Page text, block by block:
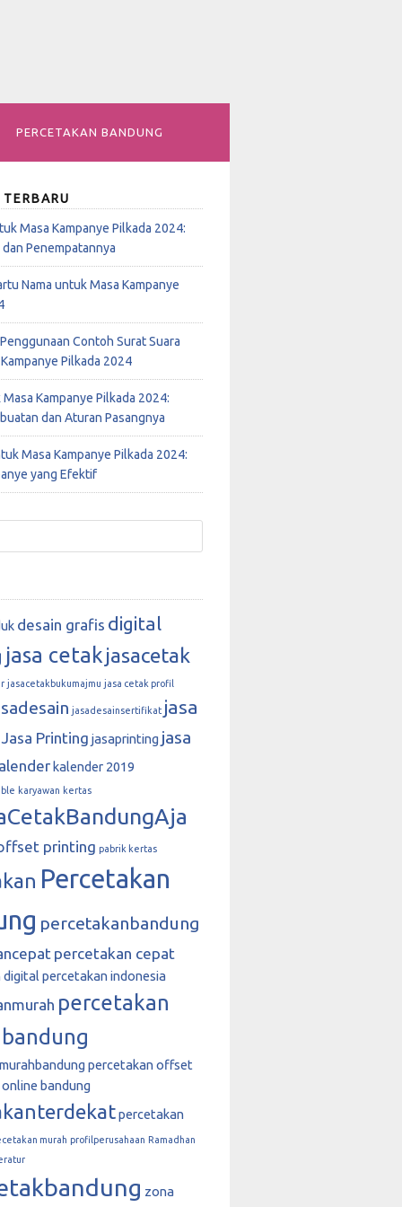
PERCETAKAN BANDUNG
Masa Kampanye Pilkada 2024:
dan Penempatannya
Nama untuk Masa Kampanye
Contoh Surat Suara
Pilkada 2024
Kampanye Pilkada 2024:
dan Aturan Pasangnya
Masa Kampanye Pilkada 2024:
yang Efektif
desain grafis digital
jasa cetak jasacetak
jasacetakbukumajmu jasa cetak profil
jasadesainsertifikat jasa
Jasa Printing jasaprinting jasa
kalender 2019
karyawan kertas
printing pabrik kertas
Percetakan
percetakanbandung
percetakan cepat
digital percetakan indonesia
percetakan
percetakan offset
bandung
percetakan
murah profilperusahaan Ramadhan
zona